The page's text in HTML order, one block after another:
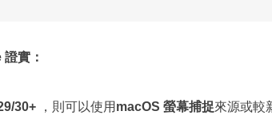
實：
30+ ，則可以使用 macOS 螢幕捕捉來源或較